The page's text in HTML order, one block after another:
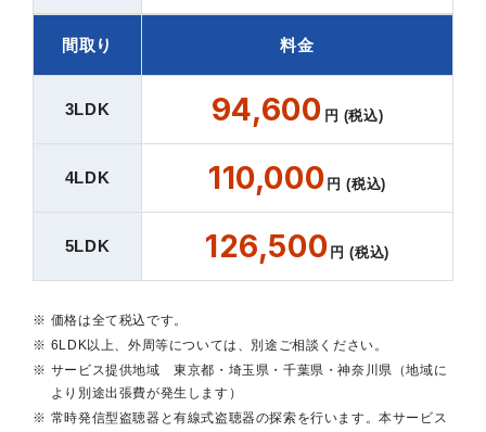
間取り 料金
3LDK 94,600 円 (税込)
4LDK 110,000 円 (税込)
5LDK 126,500 円 (税込)
価格は全て税込です。
6LDK以上、外周等については、別途ご相談ください。
サービス提供地域 東京都・埼玉県・千葉県・神奈川県（地域に
より別途出張費が発生します）
常時発信型盗聴器と有線式盗聴器の探索を行います。本サービス